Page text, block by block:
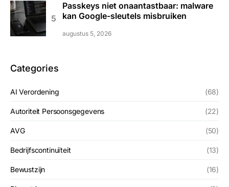
Passkeys niet onaantastbaar: malware
kan Google-sleutels misbruiken
augustus 5, 2026
Categories
AI Verordening (68)
Autoriteit Persoonsgegevens (22)
AVG (50)
Bedrijfscontinuïteit (13)
Bewustzijn (16)